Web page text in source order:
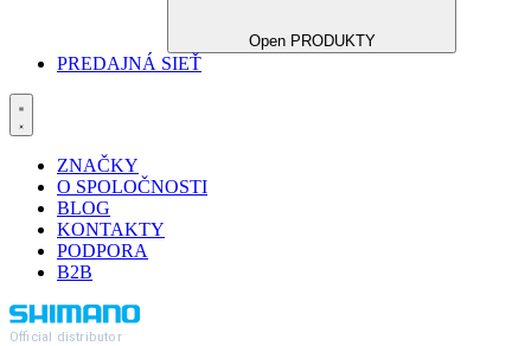
Open PRODUKTY
PREDAJNÁ SIEŤ
ZNAČKY
O SPOLOČNOSTI
BLOG
KONTAKTY
PODPORA
B2B
Official distributor